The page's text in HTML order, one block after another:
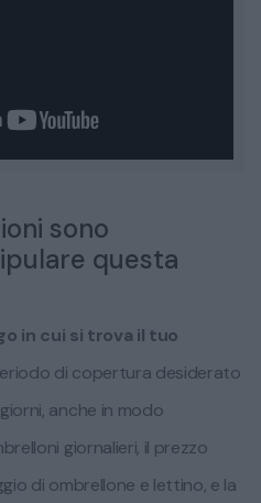
sono
questa
in cui si trova il tuo
di copertura desiderato
anche in modo
giornalieri, il prezzo
di ombrellone e lettino, e la